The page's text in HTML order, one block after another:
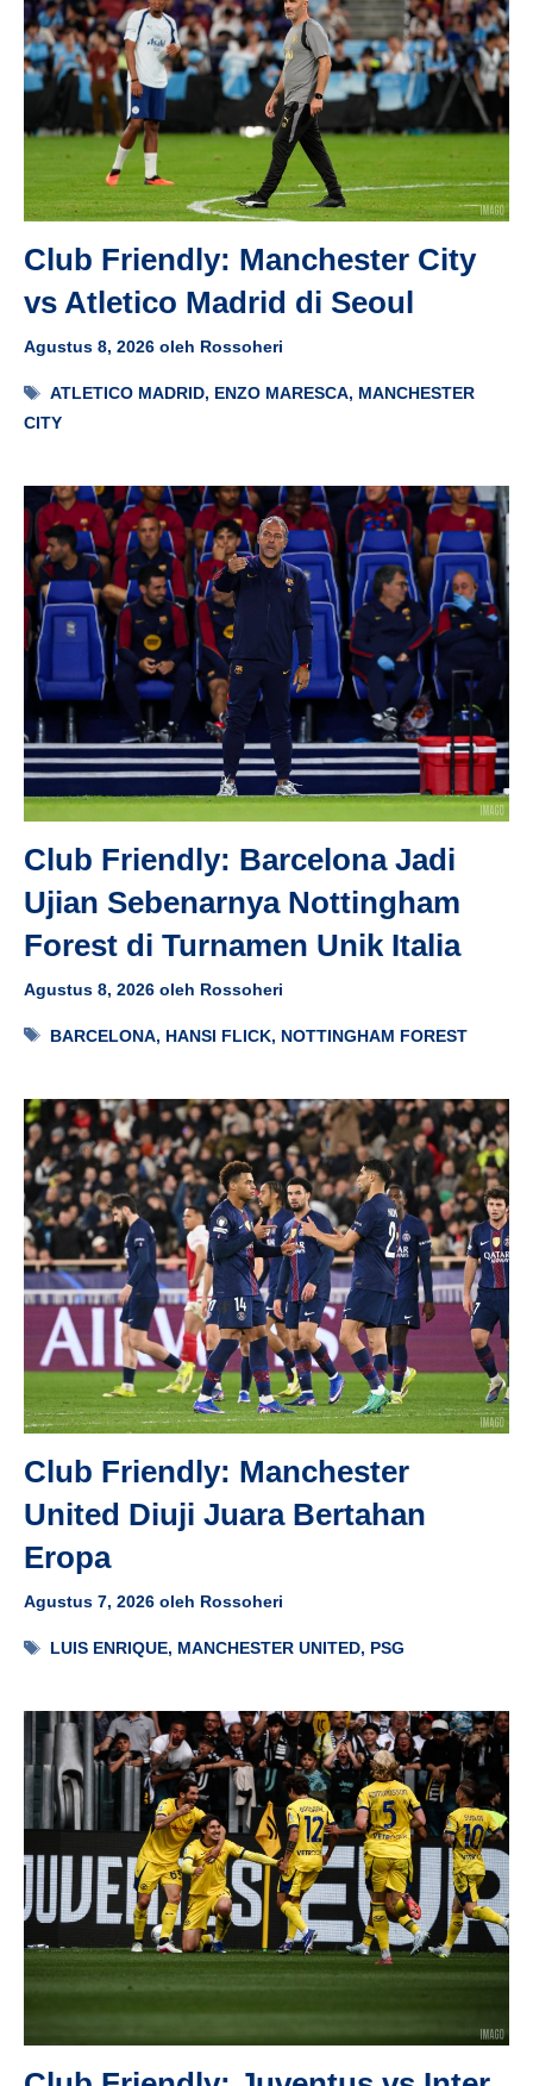
Club Friendly: Manchester City
vs Atletico Madrid di Seoul
Agustus 8, 2026 oleh Rossoheri
Tag
ATLETICO MADRID, ENZO MARESCA, MANCHESTER
CITY
Club Friendly: Barcelona Jadi
Ujian Sebenarnya Nottingham
Forest di Turnamen Unik Italia
Agustus 8, 2026 oleh Rossoheri
Tag
BARCELONA, HANSI FLICK, NOTTINGHAM FOREST
Club Friendly: Manchester
United Diuji Juara Bertahan
Eropa
Agustus 7, 2026 oleh Rossoheri
Tag
LUIS ENRIQUE, MANCHESTER UNITED, PSG